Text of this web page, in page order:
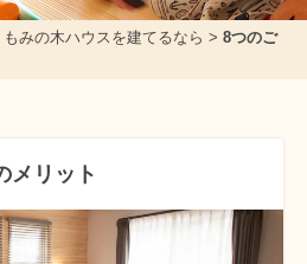
もみの木ハウスを建てるなら > 8つのご
メリット